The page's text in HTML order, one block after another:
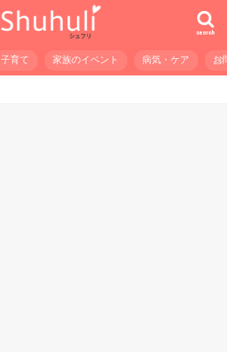
search
子育て 家族のイベント 病気・ケア お